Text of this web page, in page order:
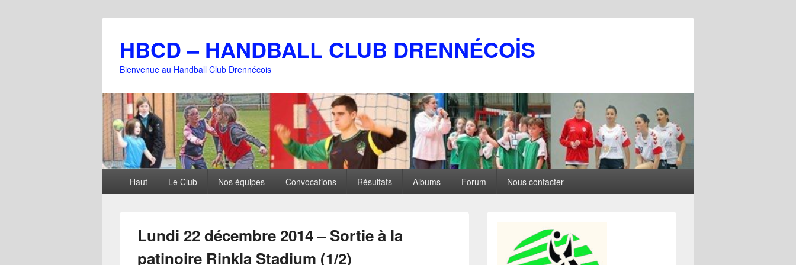
HBCD – HANDBALL CLUB DRENNÉCOİS
Bienvenue au Handball Club Drennécois
principalHaut Le Club Nos équipes Convocations Résultats Albums Forum Nous contacter
Lundi 22 décembre 2014 – Sortie à la
patinoire Rinkla Stadium (1/2)
Zone